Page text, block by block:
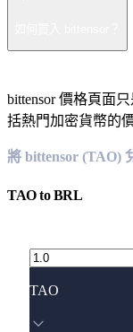
bittensor 價格頁面只
括熱門加密貨幣的
將 bittensor (TAO)
TAOtoBRL
TAO